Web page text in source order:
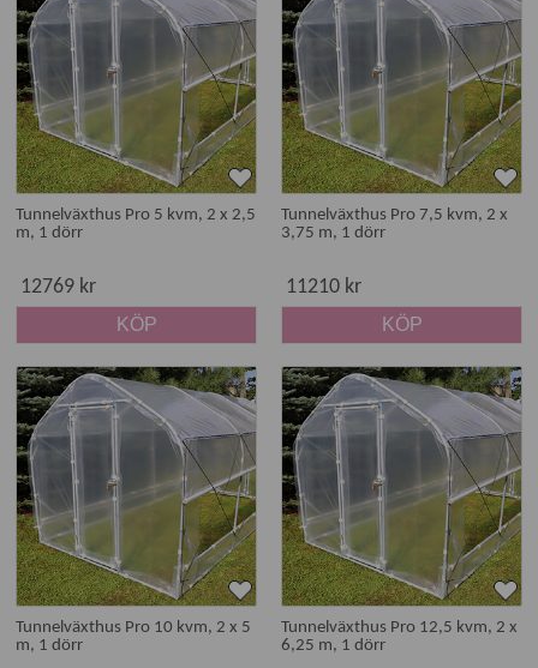
Tunnelväxthus Pro 5 kvm, 2 x 2,5
m, 1 dörr
12769 kr
KÖP
Tunnelväxthus Pro 7,5 kvm, 2 x
3,75 m, 1 dörr
11210 kr
KÖP
Tunnelväxthus Pro 10 kvm, 2 x 5
m, 1 dörr
Tunnelväxthus Pro 12,5 kvm, 2 x
6,25 m, 1 dörr